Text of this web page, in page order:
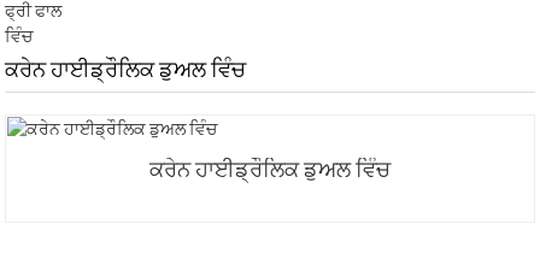
ਫ੍ਰੀ ਫਾਲ
ਵਿੰਚ
ਕਰੇਨ ਹਾਈਡ੍ਰੌਲਿਕ ਡੁਅਲ ਵਿੰਚ
ਕਰੇਨ ਹਾਈਡ੍ਰੌਲਿਕ ਡੁਅਲ ਵਿੰਚ